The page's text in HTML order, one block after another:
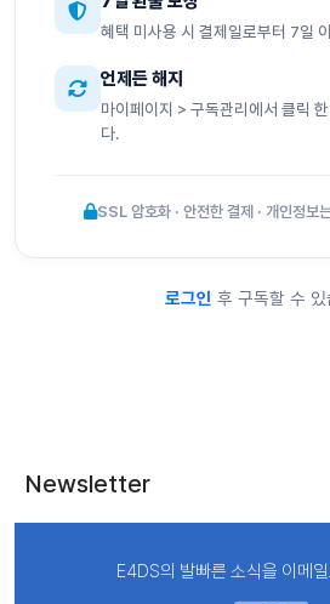
혜택 미사용 시 결제일로부터 7일
언제든 해지
마이페이지 > 구독관리에서 클릭
다.
SSL 암호화 · 안전한 결제 · 개인정보
로그인 후 구독할 수 있
Newsletter
E4DS의 발빠른 소식을 이메